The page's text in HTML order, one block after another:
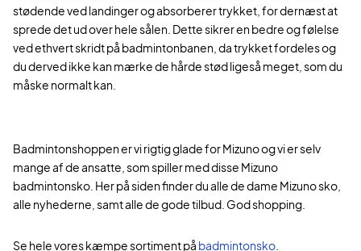
stødende ved landinger og absorberer trykket, for dernæst at
sprede det ud over hele sålen. Dette sikrer en bedre og følelse
ved ethvert skridt på badmintonbanen, da trykket fordeles og
du derved ikke kan mærke de hårde stød ligeså meget, som du
måske normalt kan.
Badmintonshoppen er vi rigtig glade for Mizuno og vi er selv
mange af de ansatte, som spiller med disse Mizuno
badmintonsko. Her på siden finder du alle de dame Mizuno sko,
alle nyhederne, samt alle de gode tilbud. God shopping.
Se hele vores kæmpe sortiment på badmintonsko